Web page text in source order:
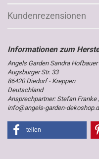
Kundenrezensionen
Angels Garden Sandra
Augsburger Str. 33
86420 Diedorf - Kreppen
Deutschland
Ansprechpartner: Stefan
info@angels-garden-
teilen